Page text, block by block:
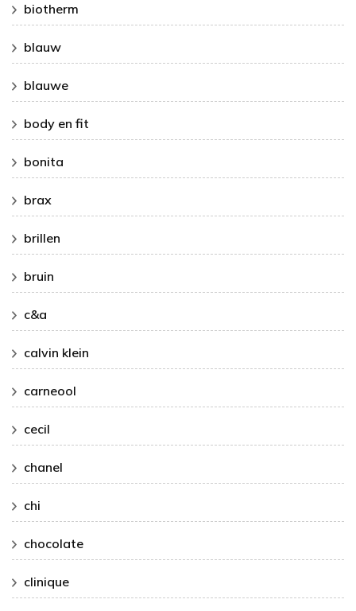
biotherm
blauw
blauwe
body en fit
bonita
brax
brillen
bruin
c&a
calvin klein
carneool
cecil
chanel
chi
chocolate
clinique